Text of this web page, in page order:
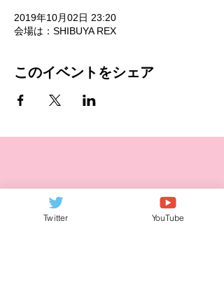
2019年10月02日 23:20
会場は：SHIBUYA REX
このイベントをシェア
Twitter YouTube